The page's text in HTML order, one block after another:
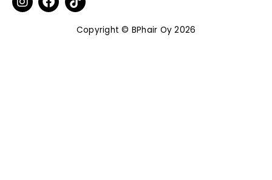
Copyright © BPhair Oy 2026